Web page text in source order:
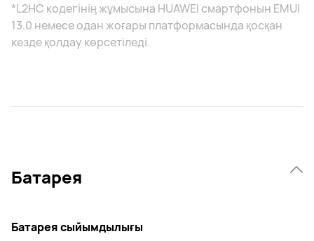
*L2HC кодегінің жұмысына HUAWEI смартфонын EMUI
13.0 немесе одан жоғары платформасында қосқан
кезде қолдау көрсетіледі.
Батарея
Батарея сыйымдылығы